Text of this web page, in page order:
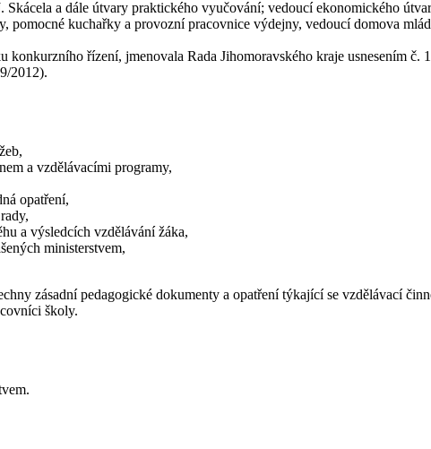
a dále útvary praktického vyučování; vedoucí ekonomického
kuchařky a provozní pracovnice výdejny, vedoucí domova
řízení, jmenovala Rada Jihomoravského kraje usnesením č.
2012).
a vzdělávacími programy,
opatření,
a výsledcích vzdělávání žáka,
ministerstvem,
zásadní pedagogické dokumenty a opatření týkající se vzdělávací
školy.